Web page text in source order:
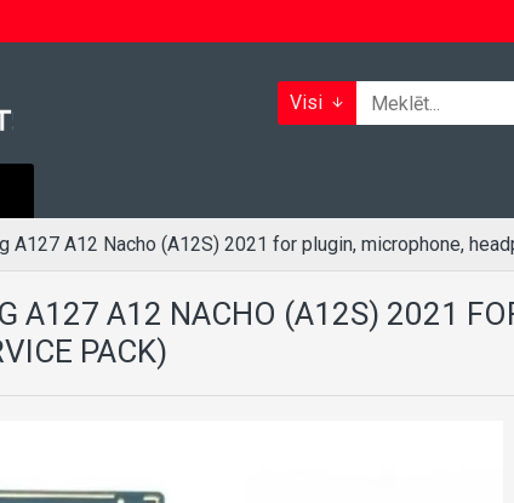
Visi
A127 A12 Nacho (A12S) 2021 for plugin, microphone,
A127 A12 NACHO (A12S) 2021
PACK)